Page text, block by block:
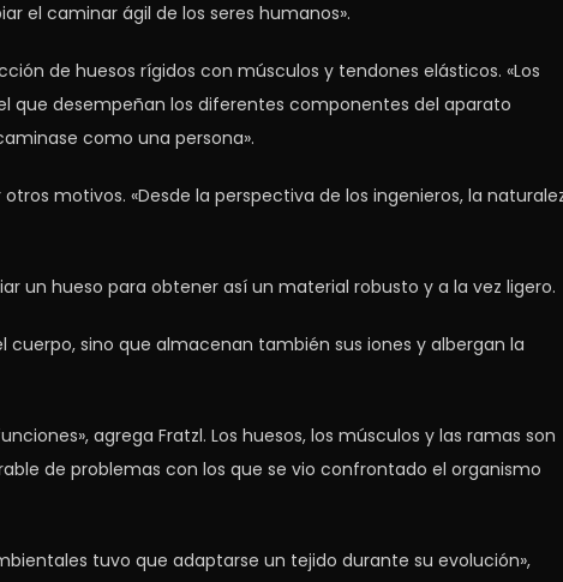
el caminar ágil de los seres humanos».
de huesos rígidos con músculos y tendones elásticos. «Los
que desempeñan los diferentes componentes del aparato
como una persona».
motivos. «Desde la perspectiva de los ingenieros, la
un hueso para obtener así un material robusto y a la vez ligero.
cuerpo, sino que almacenan también sus iones y albergan la
agrega Fratzl. Los huesos, los músculos y las ramas son
de problemas con los que se vio confrontado el organismo
tuvo que adaptarse un tejido durante su evolución»,